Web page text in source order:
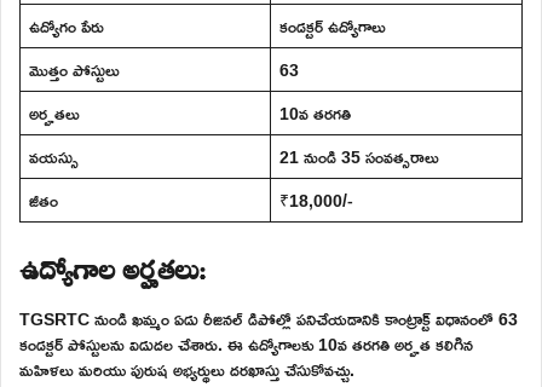
ఉద్యోగం పేరు
కండక్టర్ ఉద్యోగాలు
మొత్తం పోస్టులు
63
అర్హతలు
10వ తరగతి
వయస్సు
21 నుండి 35 సంవత్సరాలు
జీతం
₹18,000/-
ఉద్యోగాల అర్హతలు:
TGSRTC నుండి ఖమ్మం ఏడు రీజినల్ డిపోల్లో పనిచేయడానికి కాంట్రాక్ట్ విధానంలో 63
కండక్టర్ పోస్టులను విడుదల చేశారు. ఈ ఉద్యోగాలకు 10వ తరగతి అర్హత కలిగిన
మహిళలు మరియు పురుష అభ్యర్థులు దరఖాస్తు చేసుకోవచ్చు.